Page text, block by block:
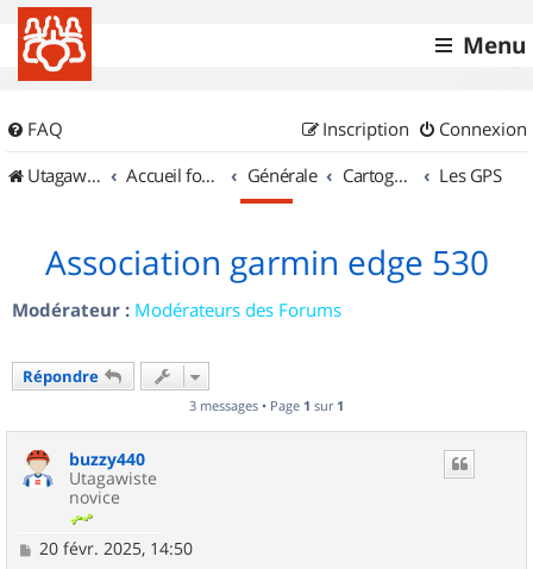
Menu
FAQ Connexion
Inscription
UtagawaVTT (Randos VTT et VTTAE avec traces GPS)
Accueil forum Générale Cartographie et GPS Les GPS
Association garmin edge 530
Modérateur : Modérateurs des Forums
Répondre
3 messages • Page 1 sur 1
buzzy440
Utagawiste
novice
M
20 févr. 2025, 14:50